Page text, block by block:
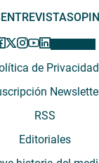
ENTREVISTAS
de Privacidad
RSS
Editoriales